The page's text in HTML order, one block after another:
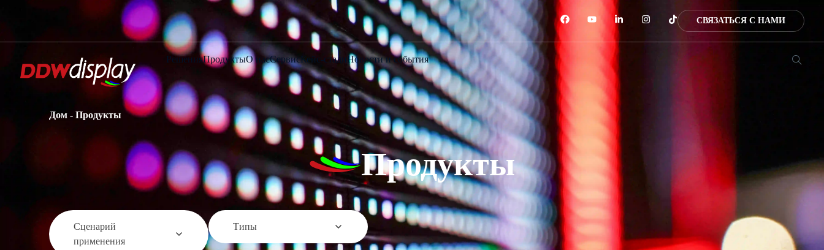
СВЯЗАТЬСЯ С НАМИ
РешенияПродуктыО насСервисКейс-стади Новости и события
Дом - Продукты
Продукты
Сценарий
применения
Типы